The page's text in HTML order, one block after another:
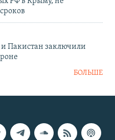
Пакистан заключили
БОЛЬШЕ